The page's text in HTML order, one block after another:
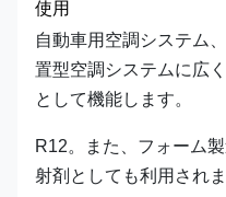
使用
自動車用空調システム
置型空調システムに広
として機能します。
R12。また、フォーム
射剤としても利用されま